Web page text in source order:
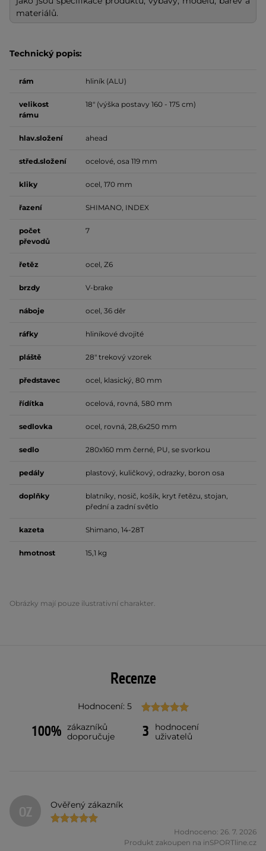
materiálů.
Technický popis:
rám hliník (ALU)
velikost
rámu
18" (výška postavy 160 - 175 cm)
hlav.složení ahead
střed.složení ocelové, osa 119 mm
kliky ocel, 170 mm
řazení SHIMANO, INDEX
počet
převodů
7
řetěz ocel, Z6
brzdy V-brake
náboje ocel, 36 děr
ráfky hliníkové dvojité
pláště 28" trekový vzorek
představec ocel, klasický, 80 mm
řídítka ocelová, rovná, 580 mm
sedlovka ocel, rovná, 28,6x250 mm
sedlo 280x160 mm černé, PU, se svorkou
pedály plastový, kuličkový, odrazky, boron osa
doplňky
blatníky, nosič, košík, kryt řetězu, stojan,
přední a zadní světlo
kazeta Shimano, 14-28T
hmotnost 15,1 kg
Obrázky mají pouze ilustrativní charakter.
Recenze
Hodnocení: 5
100% zákazníků
doporučuje
3
hodnocení
uživatelů
OZ Ověřený zákazník
Hodnoceno: 26. 7. 2026
Produkt zakoupen na inSPORTline.cz